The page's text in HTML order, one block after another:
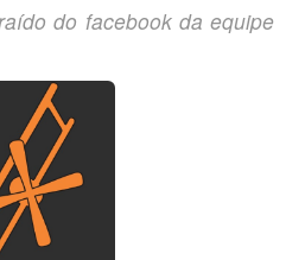
do facebook da equipe